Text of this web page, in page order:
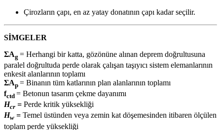
Çirozların çapı, en az yatay donatının çapı kadar seçilir.
SİMGELER
ΣAg = Herhangi bir katta, gözönüne alınan deprem doğrultusuna
paralel doğrultuda perde olarak çalışan taşıyıcı sistem elemanlarının
enkesit alanlarının toplamı
ΣAp = Binanın tüm katlarının plan alanlarının toplamı
fctd = Betonun tasarım çekme dayanımı
Hcr = Perde kritik yüksekliği
Hw = Temel üstünden veya zemin kat döşemesinden itibaren ölçülen
toplam perde yüksekliği